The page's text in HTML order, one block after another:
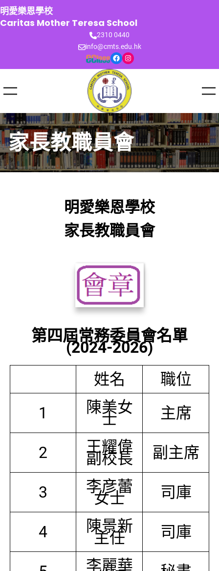
跳
至
主
明愛樂恩學校
Caritas Mother Teresa School
2310 0440
info@cmts.edu.hk
Facebook Instagram
家長教職員會
明愛樂恩學校
家長教職員會
第四屆常務委員會名單
(2024-2026)
姓名
職位
1
陳美女
士 主席
2 王耀偉
副校長 副主席
3 李彦蕾
女士 司庫
4 陳景新
主任 司庫
李麗華